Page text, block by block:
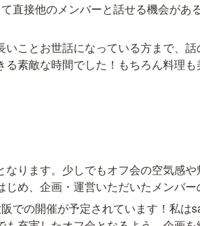
直接他のメンバーと話せる機会があ
いことお世話になっている方まで、
る素敵な時間でした！もちろん料理
なります。少しでもオフ会の空気感
め、企画・運営いただいたメンバー
での開催が予定されています！私は